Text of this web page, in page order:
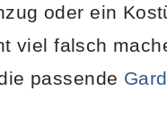
oder ein
viel falsch
passende